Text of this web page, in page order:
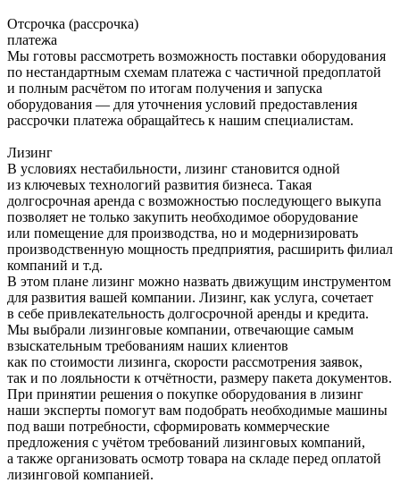
Отсрочка (рассрочка)
платежа
Мы готовы рассмотреть возможность поставки оборудования
по нестандартным схемам платежа с частичной предоплатой
и полным расчётом по итогам получения и запуска
оборудования — для уточнения условий предоставления
рассрочки платежа обращайтесь к нашим специалистам.
Лизинг
В условиях нестабильности, лизинг становится одной
из ключевых технологий развития бизнеса. Такая
долгосрочная аренда с возможностью последующего выкупа
позволяет не только закупить необходимое оборудование
или помещение для производства, но и модернизировать
производственную мощность предприятия, расширить филиал
компаний и т.д.
В этом плане лизинг можно назвать движущим инструментом
для развития вашей компании. Лизинг, как услуга, сочетает
в себе привлекательность долгосрочной аренды и кредита.
Мы выбрали лизинговые компании, отвечающие самым
взыскательным требованиям наших клиентов
как по стоимости лизинга, скорости рассмотрения заявок,
так и по лояльности к отчётности, размеру пакета документов.
При принятии решения о покупке оборудования в лизинг
наши эксперты помогут вам подобрать необходимые машины
под ваши потребности, сформировать коммерческие
предложения с учётом требований лизинговых компаний,
а также организовать осмотр товара на складе перед оплатой
лизинговой компанией.